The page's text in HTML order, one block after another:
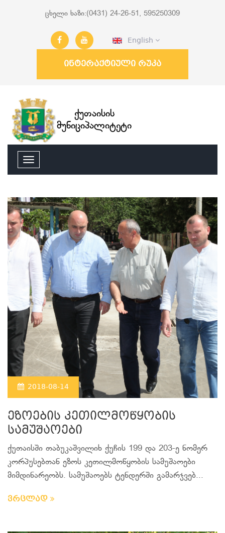
ცხელი ხაზი:(0431) 24-26-51, 595250309
English
ინტერაქტიული რუკა
ქუთაისის
მუნიციპალიტეტი
2018-08-14
ეზოების კეთილმოწყობის
სამუშაოები
ქუთაისში თაბუკაშვილიხ ქუჩის 199 და 203-ე ნომერ
კორპუსებთან ეზოს კეთილმოწყობის სამუშაოები
მიმდინარეობს. სამუშაოებს ტენდერში გამარჯვებ...
ვრცლად